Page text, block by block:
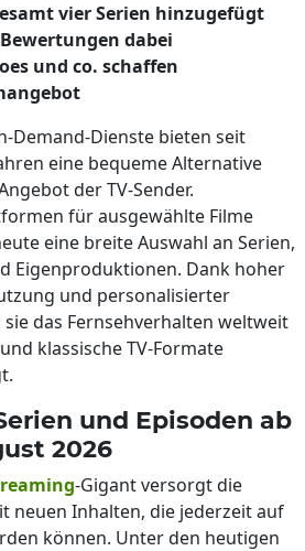
vier Serien hinzugefügt
dabei
und co. schaffen
Demand-Dienste bieten seit
eine bequeme Alternative
der TV-Sender.
für ausgewählte Filme
eine breite Auswahl an Serien,
Eigenproduktionen. Dank hoher
und personalisierter
das Fernsehverhalten weltweit
klassische TV-Formate
und Episoden ab
2026
-Gigant versorgt die
neuen Inhalten, die jederzeit auf
können. Unter den heutigen